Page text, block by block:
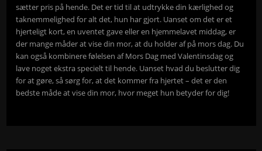
sætter pris på hende. Det er tid til at udtrykke din kærlighed og
taknemmelighed for alt det, hun har gjort. Uanset om det er et
hjerteligt kort, en uventet gave eller en hjemmelavet middag, er
der mange måder at vise din mor, at du holder af på mors dag. Du
kan også kombinere følelsen af Mors Dag med Valentinsdag og
lave noget ekstra specielt til hende. Uanset hvad du beslutter dig
for at gøre, så sørg for, at det kommer fra hjertet – det er den
bedste måde at vise din mor, hvor meget hun betyder for dig!